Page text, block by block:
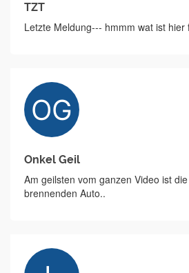
TZT
Letzte Meldung--- hmmm wat ist hier
Onkel Geil
Am geilsten vom ganzen Video ist
brennenden Auto..